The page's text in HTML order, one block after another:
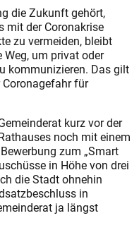
die Zukunft gehört,
mit der Coronakrise
zu vermeiden, bleibt
um privat oder
kommunizieren. Das gilt
Coronagefahr für
kurz vor der
noch mit einem
zum „Smart
in Höhe von drei
die Stadt ohnehin
in
ja längst